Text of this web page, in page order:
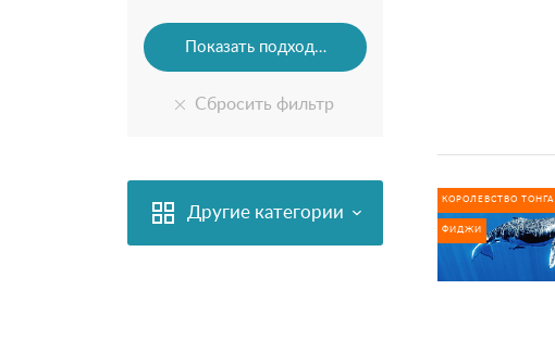
Другие категории
КОРОЛЕВСТВО ТОНГА
ФИДЖИ